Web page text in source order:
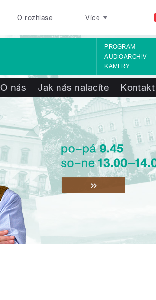
O rozhlase Více
PROGRAM
AUDIOARCHIV
KAMERY
O nás Jak nás naladíte Kontakt